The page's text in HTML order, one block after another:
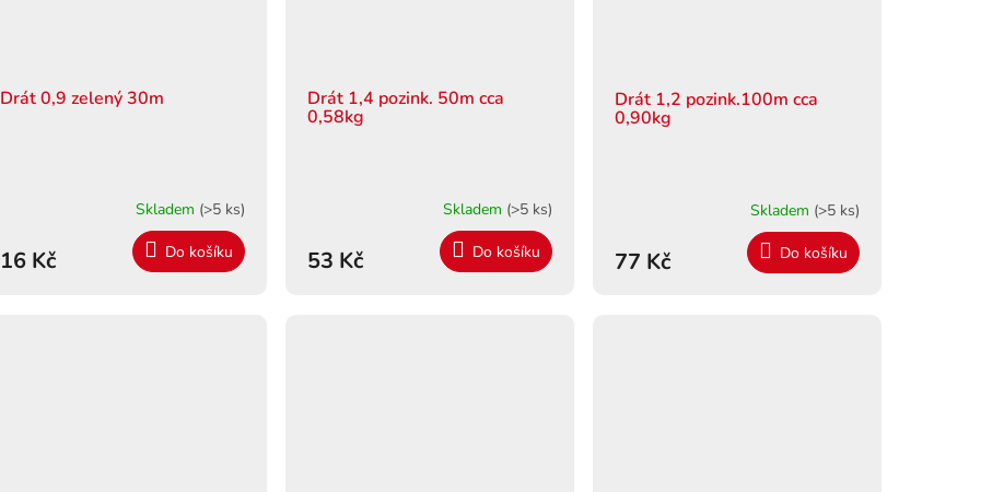
Drát 0,9 zelený 30m
Skladem (>5 ks)
16 Kč Do košíku
Drát 1,4 pozink. 50m cca
0,58kg
Skladem (>5 ks)
53 Kč Do košíku
Drát 1,2 pozink.100m cca
0,90kg
Skladem (>5 ks)
77 Kč Do košíku